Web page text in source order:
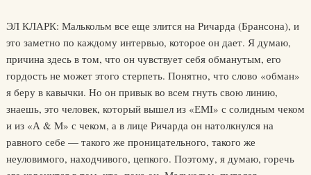
ЭЛ КЛАРК: Малькольм все еще злится на Ричарда (Брансона), и
это заметно по каждому интервью, которое он дает. Я думаю,
причина здесь в том, что он чувствует себя обманутым, его
гордость не может этого стерпеть. Понятно, что слово «обман»
я беру в кавычки. Но он привык во всем гнуть свою линию,
знаешь, это человек, который вышел из «ЕМI» с солидным чеком
и из «А & М» с чеком, а в лице Ричарда он натолкнулся на
равного себе — такого же проницательного, такого же
неуловимого, находчивого, цепкого. Поэтому, я думаю, горечь